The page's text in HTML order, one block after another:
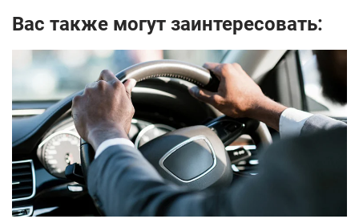
Вас также могут заинтересовать: